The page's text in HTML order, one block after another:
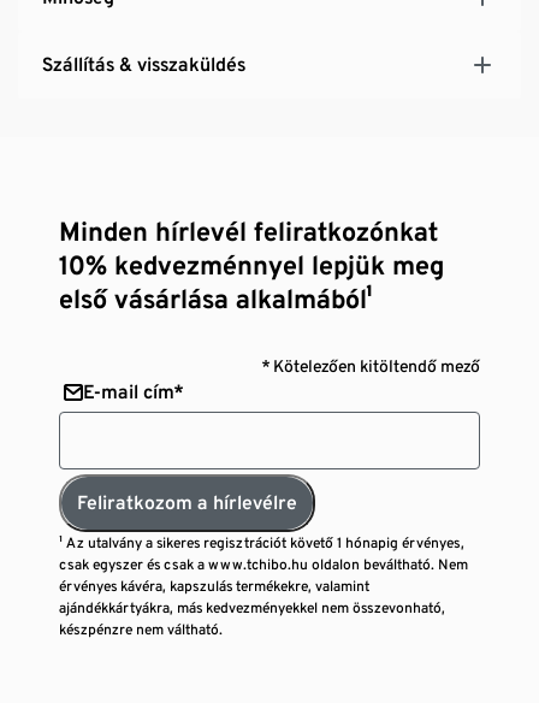
Szállítás & visszaküldés
Minden hírlevél feliratkozónkat
10% kedvezménnyel lepjük meg
első vásárlása alkalmából¹
* Kötelezően kitöltendő mező
E-mail cím*
Feliratkozom a hírlevélre
¹ Az utalvány a sikeres regisztrációt követő 1 hónapig érvényes,
csak egyszer és csak a www.tchibo.hu oldalon beváltható. Nem
érvényes kávéra, kapszulás termékekre, valamint
ajándékkártyákra, más kedvezményekkel nem összevonható,
készpénzre nem váltható.